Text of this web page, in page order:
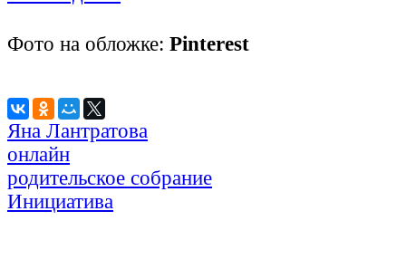
Фото на обложке: Pinterest
Яна Лантратова
онлайн
родительское собрание
Инициатива